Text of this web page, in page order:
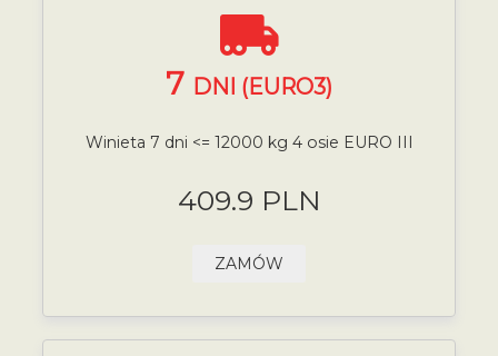
7 DNI (EURO3)
Winieta 7 dni <= 12000 kg 4 osie EURO III
409.9 PLN
ZAMÓW